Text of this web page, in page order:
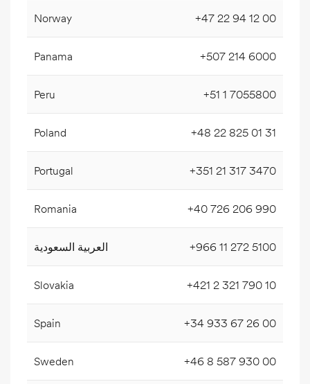
Norway +47 22 94 12 00
Panama +507 214 6000
Peru +51 1 7055800
Poland +48 22 825 01 31
Portugal +351 21 317 3470
Romania +40 726 206 990
العربية السعودية +966 11 272 5100
Slovakia +421 2 321 790 10
Spain +34 933 67 26 00
Sweden +46 8 587 930 00